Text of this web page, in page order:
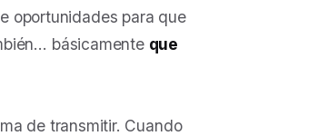
oportunidades para que
básicamente que
de transmitir. Cuando